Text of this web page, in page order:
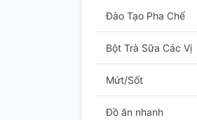
Đào Tạo Pha Chế
Bột Trà Sữa Các Vị
Mứt/Sốt
Đồ ăn nhanh